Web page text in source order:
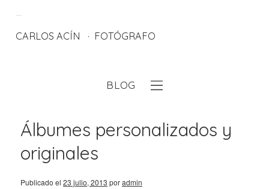
CARLOS ACÍN FOTÓGRAFO
BLOG
Álbumes personalizados y
originales
Publicado el 23 julio, 2013 poradmin